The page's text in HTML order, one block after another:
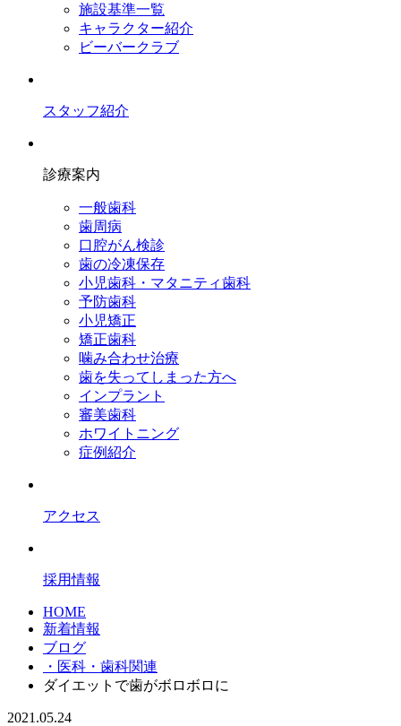
施設基準一覧
キャラクター紹介
ビーバークラブ
スタッフ紹介
診療案内
一般歯科
歯周病
口腔がん検診
歯の冷凍保存
小児歯科・マタニティ歯科
予防歯科
小児矯正
矯正歯科
噛み合わせ治療
歯を失ってしまった方へ
インプラント
審美歯科
ホワイトニング
症例紹介
アクセス
採用情報
HOME
新着情報
ブログ
・医科・歯科関連
ダイエットで歯がボロボロに
2021.05.24